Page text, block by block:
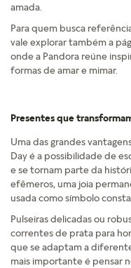
amada.
Para quem busca
vale explorar também a
onde a Pandora reúne
formas de amar e mimar.
Presentes que
Uma das grandes
Day é a possibilidade de
e se tornam parte da
efêmeros, uma joia
usada como símbolo
Pulseiras delicadas ou
correntes de prata para
que se adaptam a
mais importante é pensar